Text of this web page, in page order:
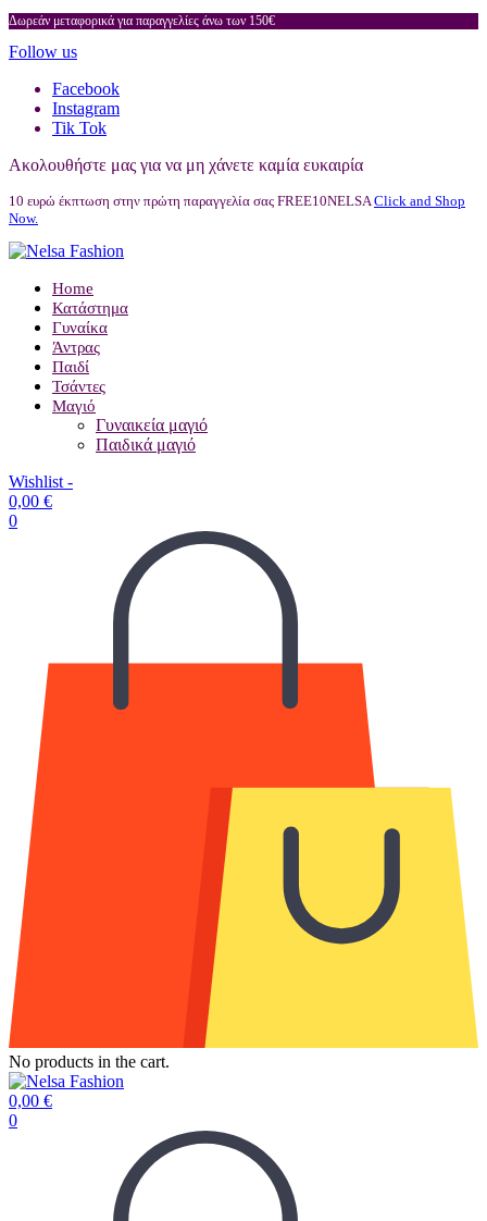
Δωρεάν μεταφορικά για παραγγελίες άνω των 150€
Follow us
Facebook
Instagram
Tik Tok
Ακολουθήστε μας για να μη χάνετε καμία ευκαιρία
10 ευρώ έκπτωση στην πρώτη παραγγελία σας FREE10NELSAClick and Shop
Now.
Home
Κατάστημα
Γυναίκα
Άντρας
Παιδί
Τσάντες
Μαγιό
Γυναικεία μαγιό
Παιδικά μαγιό
Wishlist -
0,00 €
0
No products in the cart.
0,00 €
0